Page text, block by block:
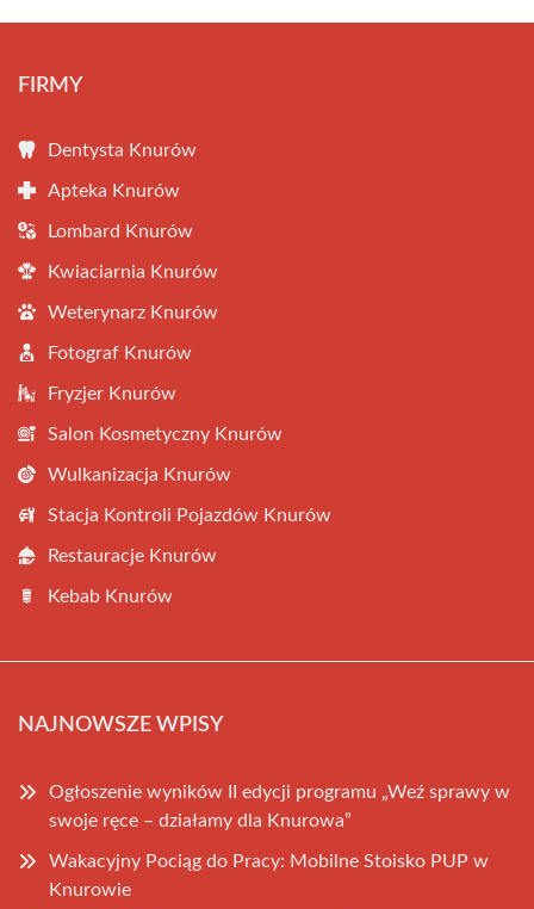
FIRMY
Dentysta Knurów
Apteka Knurów
Lombard Knurów
Kwiaciarnia Knurów
Weterynarz Knurów
Fotograf Knurów
Fryzjer Knurów
Salon Kosmetyczny Knurów
Wulkanizacja Knurów
Stacja Kontroli Pojazdów Knurów
Restauracje Knurów
Kebab Knurów
NAJNOWSZE WPISY
Ogłoszenie wyników II edycji programu „Weź sprawy w
swoje ręce – działamy dla Knurowa”
Wakacyjny Pociąg do Pracy: Mobilne Stoisko PUP w
Knurowie